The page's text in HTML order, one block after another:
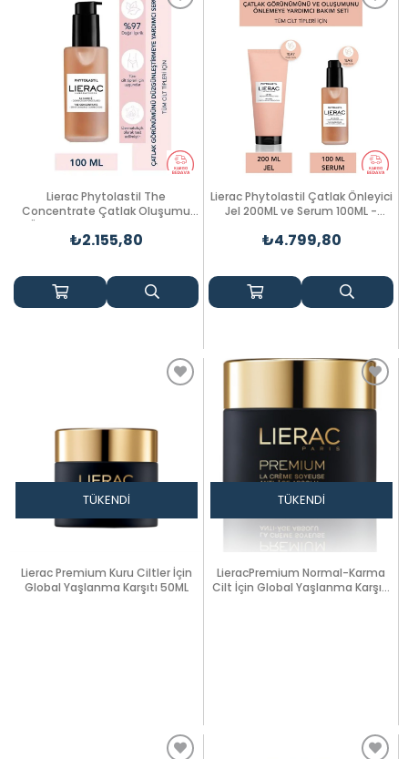
Lierac Phytolastil The
Concentrate Çatlak Oluşumu
Üzerinde Etkili Serum 100 ml
₺2.155,80
Lierac Phytolastil Çatlak Önleyici
Jel 200ML ve Serum 100ML -
₺4.799,80
TÜKENDI
Lierac Premium Kuru Ciltler İçin
Global Yaşlanma Karşıtı 50ML
TÜKENDI
LieracPremium Normal-Karma
Cilt İçin Global Yaşlanma Karşıtı